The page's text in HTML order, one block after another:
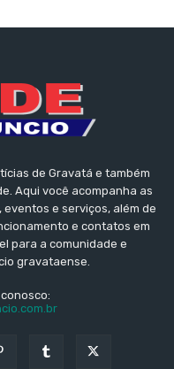
de Gravatá e também
Aqui você acompanha as
e serviços, além de
e contatos em
para a comunidade e
gravataense.